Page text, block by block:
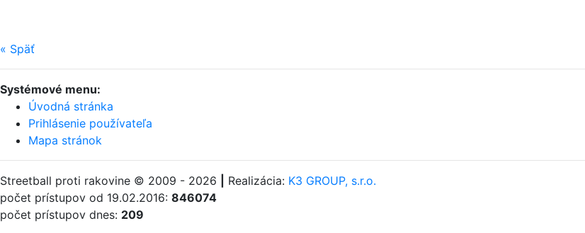
« Späť
Systémové menu:
Úvodná stránka
Prihlásenie používateľa
Mapa stránok
Streetball proti rakovine © 2009 - 2026 Realizácia: K3 GROUP, s.r.o.
počet prístupov od 19.02.2016: 846074
počet prístupov dnes: 209